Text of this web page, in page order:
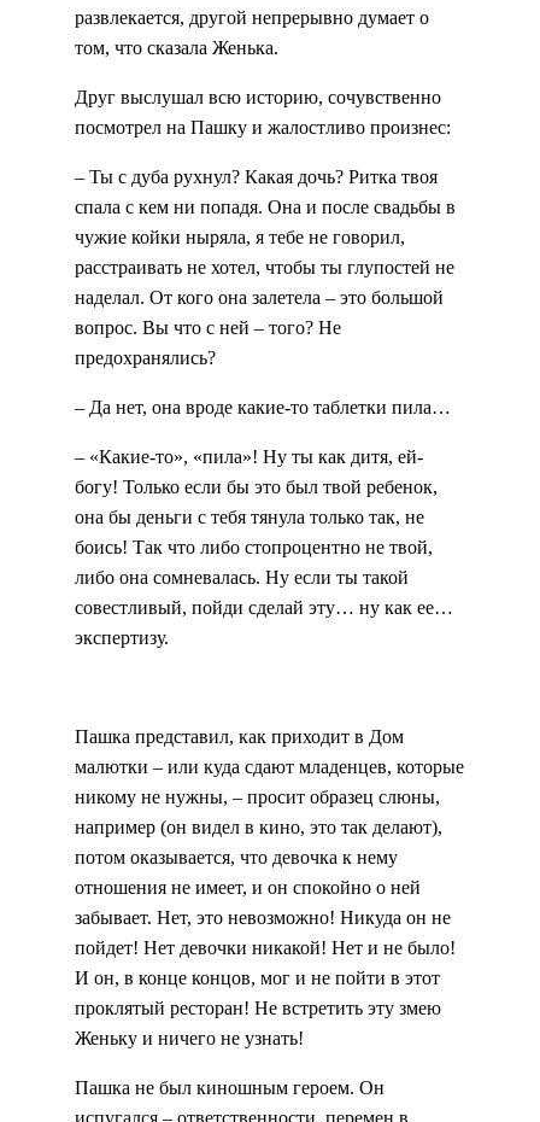
развлекается, другой непрерывно думает о
том, что сказала Женька.
Друг выслушал всю историю, сочувственно
посмотрел на Пашку и жалостливо произнес:
– Ты с дуба рухнул? Какая дочь? Ритка твоя
спала с кем ни попадя. Она и после свадьбы в
чужие койки ныряла, я тебе не говорил,
расстраивать не хотел, чтобы ты глупостей не
наделал. От кого она залетела – это большой
вопрос. Вы что с ней – того? Не
предохранялись?
– Да нет, она вроде какие-то таблетки пила…
– «Какие-то», «пила»! Ну ты как дитя, ей-
богу! Только если бы это был твой ребенок,
она бы деньги с тебя тянула только так, не
боись! Так что либо стопроцентно не твой,
либо она сомневалась. Ну если ты такой
совестливый, пойди сделай эту… ну как ее…
экспертизу.
Пашка представил, как приходит в Дом
малютки – или куда сдают младенцев, которые
никому не нужны, – просит образец слюны,
например (он видел в кино, это так делают),
потом оказывается, что девочка к нему
отношения не имеет, и он спокойно о ней
забывает. Нет, это невозможно! Никуда он не
пойдет! Нет девочки никакой! Нет и не было!
И он, в конце концов, мог и не пойти в этот
проклятый ресторан! Не встретить эту змею
Женьку и ничего не узнать!
Пашка не был киношным героем. Он
испугался – ответственности, перемен в